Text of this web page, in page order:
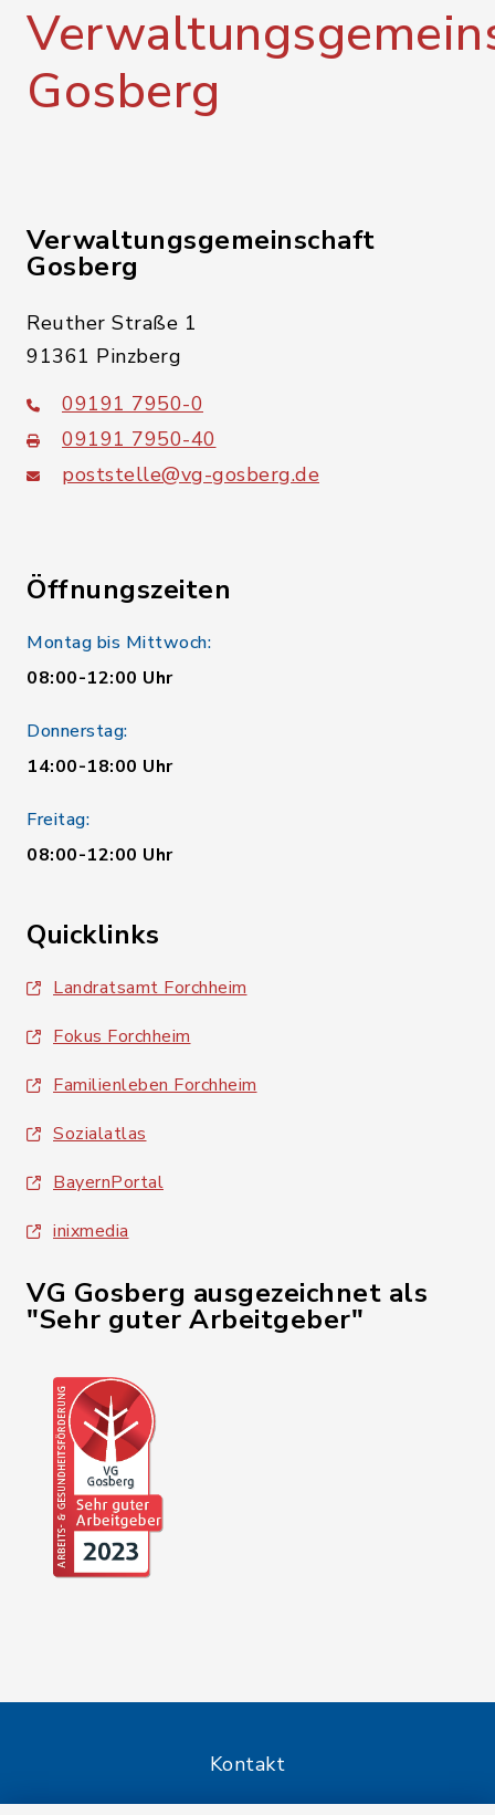
Gosberg
Verwaltungsgemeinschaft
Gosberg
Reuther Straße 1
91361 Pinzberg
09191 7950-0
09191 7950-40
poststelle@vg-gosberg.de
Öffnungszeiten
Montag bis Mittwoch:
08:00-12:00 Uhr
Donnerstag:
14:00-18:00 Uhr
Freitag:
08:00-12:00 Uhr
Quicklinks
Landratsamt Forchheim
Fokus Forchheim
Familienleben Forchheim
Sozialatlas
BayernPortal
inixmedia
VG Gosberg ausgezeichnet als
"Sehr guter Arbeitgeber"
Kontakt